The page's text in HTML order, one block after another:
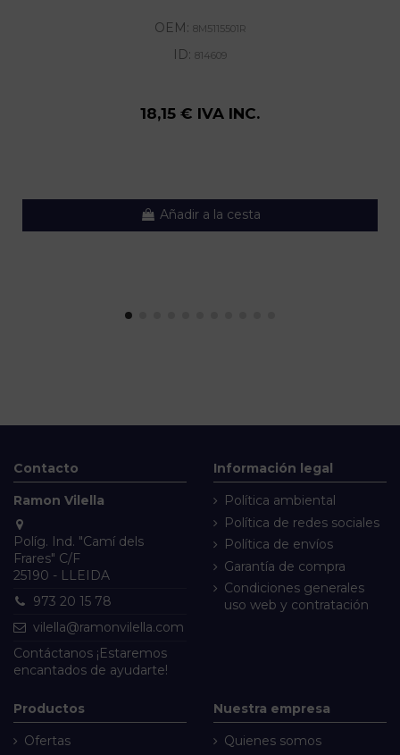
OEM: 8M5115501R
ID: 814609
18,15 € IVA INC.
Añadir a la cesta
Contacto
Ramon Vilella
Políg. Ind. "Camí dels
Frares" C/F
25190 - LLEIDA
973 20 15 78
vilella@ramonvilella.com
Contáctanos ¡Estaremos
encantados de ayudarte!
Información legal
Política ambiental
Política de redes sociales
Política de envíos
Garantía de compra
Condiciones generales
uso web y contratación
Productos
Ofertas
Nuestra empresa
Quienes somos